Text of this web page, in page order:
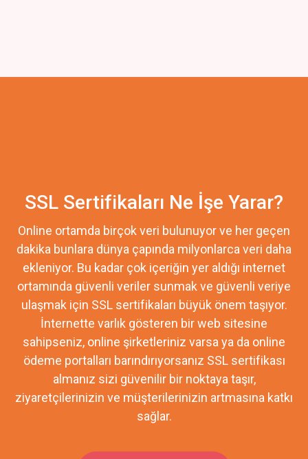
SSL Sertifikaları Ne İşe Yarar?
Online ortamda birçok veri bulunuyor ve her geçen
dakika bunlara dünya çapında milyonlarca veri daha
ekleniyor. Bu kadar çok içeriğin yer aldığı internet
ortamında güvenli veriler sunmak ve güvenli veriye
ulaşmak için SSL sertifikaları büyük önem taşıyor.
İnternette varlık gösteren bir web sitesine
sahipseniz, online şirketleriniz varsa ya da online
ödeme portalları barındırıyorsanız SSL sertifikası
almanız sizi güvenilir bir noktaya taşır,
ziyaretçilerinizin ve müşterilerinizin artmasına katkı
sağlar.